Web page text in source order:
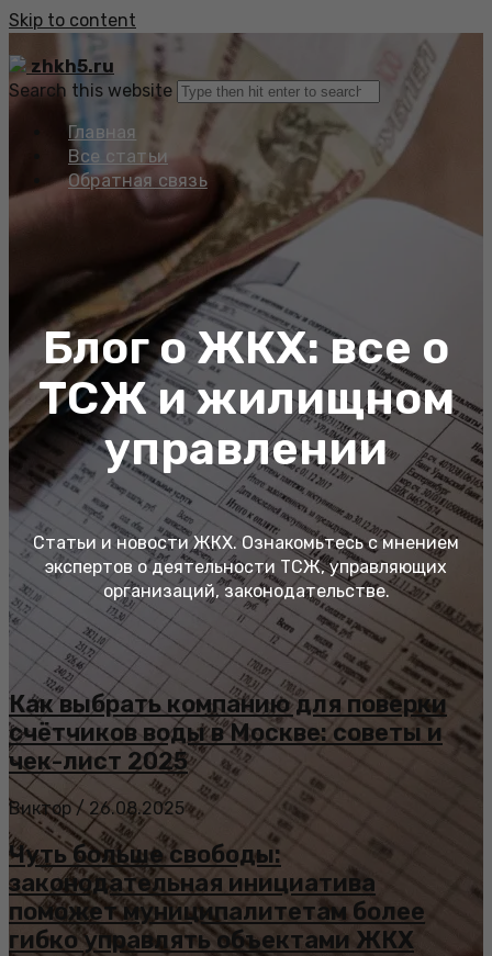
Skip to content
zhkh5.ru
Search this website
Главная
Все статьи
Обратная связь
Блог о ЖКХ: все о
ТСЖ и жилищном
управлении
Статьи и новости ЖКХ. Ознакомьтесь с мнением
экспертов о деятельности ТСЖ, управляющих
организаций, законодательстве.
Как выбрать компанию для поверки
счётчиков воды в Москве: советы и
чек-лист 2025
Виктор / 26.08.2025
Чуть больше свободы:
законодательная инициатива
поможет муниципалитетам более
гибко управлять объектами ЖКХ